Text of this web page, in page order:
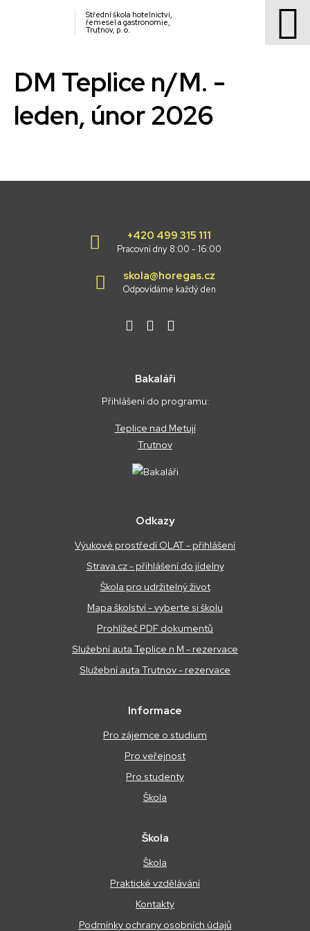
Střední škola hotelnictví,
řemesel a gastronomie,
Trutnov, p. o.
DM Teplice n/M. -
leden, únor 2026
+420 499 315 111
Pracovní dny 8:00 - 16:00
skola@horegas.cz
Odpovídáme každý den
Bakaláři
Přihlášení do programu:
Teplice nad Metují
Trutnov
Odkazy
Výukové prostředí OLAT - přihlášení
Strava.cz - přihlášení do jídelny
Škola pro udržitelný život
Mapa školství - vyberte si školu
Prohlížeč PDF dokumentů
Služební auta Teplice n M - rezervace
Služební auta Trutnov - rezervace
Informace
Pro zájemce o studium
Pro veřejnost
Pro studenty
Škola
Škola
Škola
Praktické vzdělávání
Kontakty
Podmínky ochrany osobních údajů